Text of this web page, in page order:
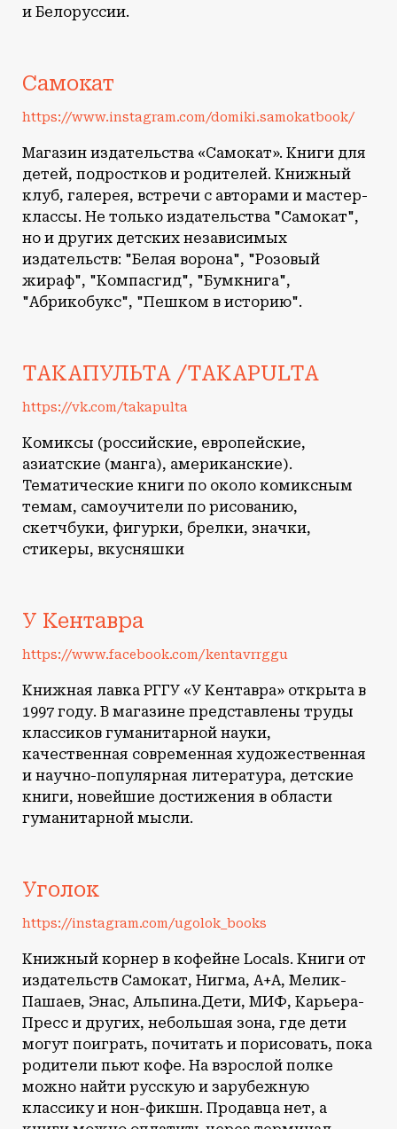
и Белоруссии.
Самокат
https://www.instagram.com/domiki.samokatbook/
Магазин издательства «Самокат». Книги для
детей, подростков и родителей. Книжный
клуб, галерея, встречи с авторами и мастер-
классы. Не только издательства "Самокат",
но и других детских независимых
издательств: "Белая ворона", "Розовый
жираф", "Компасгид", "Бумкнига",
"Абрикобукс", "Пешком в историю".
ТАКАПУЛЬТА /TAKAPULTA
https://vk.com/takapulta
Комиксы (российские, европейские,
азиатские (манга), американские).
Тематические книги по около комиксным
темам, самоучители по рисованию,
скетчбуки, фигурки, брелки, значки,
стикеры, вкусняшки
У Кентавра
https://www.facebook.com/kentavrrggu
Книжная лавка РГГУ «У Кентавра» открыта в
1997 году. В магазине представлены труды
классиков гуманитарной науки,
качественная современная художественная
и научно-популярная литература, детские
книги, новейшие достижения в области
гуманитарной мысли.
Уголок
https://instagram.com/ugolok_books
Книжный корнер в кофейне Locals. Книги от
издательств Самокат, Нигма, А+А, Мелик-
Пашаев, Энас, Альпина.Дети, МИФ, Карьера-
Пресс и других, небольшая зона, где дети
могут поиграть, почитать и порисовать, пока
родители пьют кофе. На взрослой полке
можно найти русскую и зарубежную
классику и нон-фикшн. Продавца нет, а